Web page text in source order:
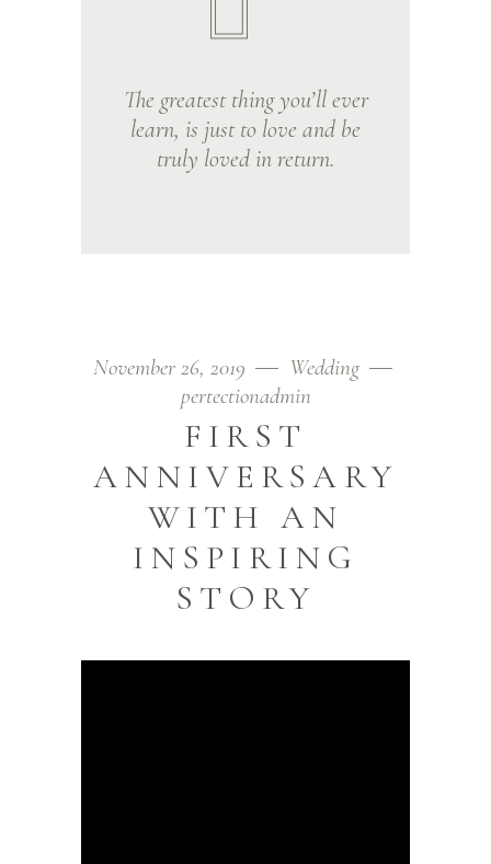
The greatest thing you’ll ever
learn, is just to love and be
truly loved in return.
November 26, 2019
Wedding
pertectionadmin
FIRST
ANNIVERSARY
WITH AN
INSPIRING
STORY